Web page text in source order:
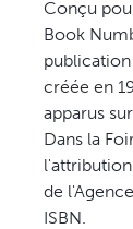
Conçu
Book
créée en
apparus
Dans la
de
ISBN.